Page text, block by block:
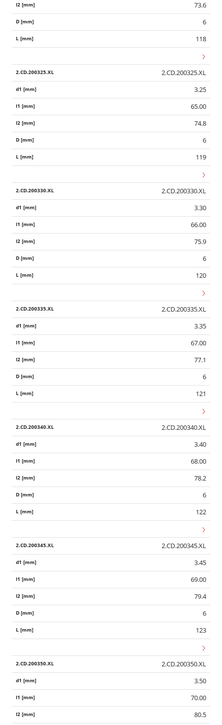
73.6
6
118
2.CD.200325.XL
3.25
65.00
74.8
6
119
2.CD.200330.XL
3.30
66.00
75.9
6
120
2.CD.200335.XL
3.35
67.00
77.1
6
121
2.CD.200340.XL
3.40
68.00
78.2
6
122
2.CD.200345.XL
3.45
69.00
79.4
6
123
2.CD.200350.XL
3.50
70.00
80.5